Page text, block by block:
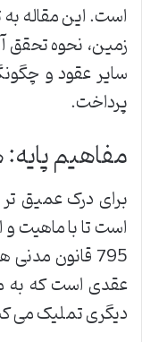
است. این مقاله
زمین، نحوه تحقق
سایر عقود و
پرداخت.
مفاهیم
برای درک عمیق تر
است تا با ماهیت و
795 قانون
عقدی است که به
دیگری تملیک می